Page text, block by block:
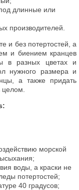
длинные или
производителей.
и без потертостей, а
и биением кранцев
в разных цветах и
нужного размера и
а также придать
морской
воды, а краски не
потертостей;
40 градусов;